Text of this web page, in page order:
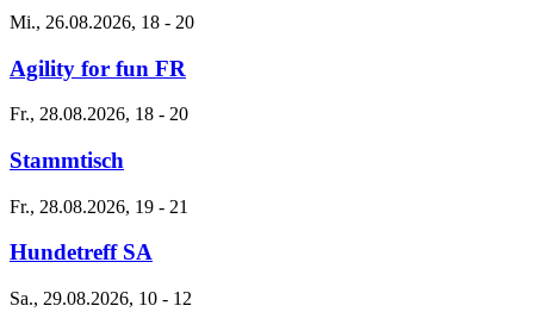
Mi., 26.08.2026, 18 - 20
Agility for fun FR
Fr., 28.08.2026, 18 - 20
Stammtisch
Fr., 28.08.2026, 19 - 21
Hundetreff SA
Sa., 29.08.2026, 10 - 12